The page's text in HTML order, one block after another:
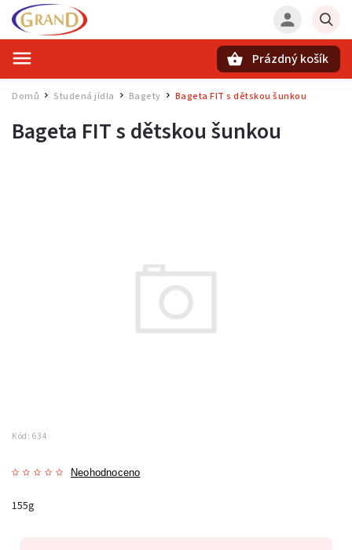
Prázdný košík
Domů / Studená jídla Bagety Bageta FIT s dětskou šunkou
Bageta FIT s dětskou šunkou
Kód: 634
Neohodnoceno
155g